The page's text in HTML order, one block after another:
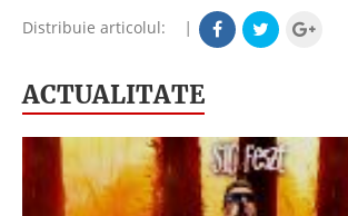
Distribuie articolul: |
ACTUALITATE